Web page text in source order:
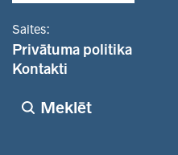
Saites:
Privātuma politika
Kontakti
Meklēt